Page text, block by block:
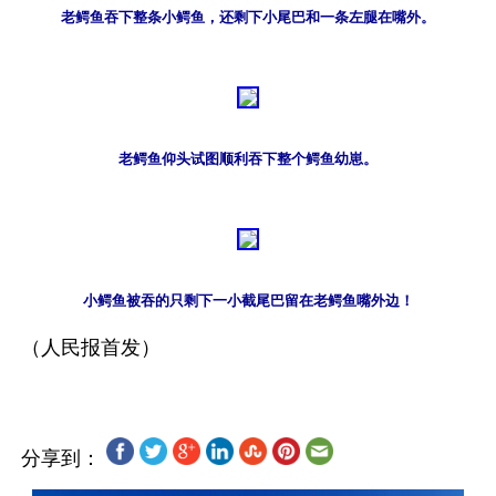
老鳄鱼吞下整条小鳄鱼，还剩下小尾巴和一条左腿在嘴外。
老鳄鱼仰头试图顺利吞下整个鳄鱼幼崽。
小鳄鱼被吞的只剩下一小截尾巴留在老鳄鱼嘴外边！
分享到：